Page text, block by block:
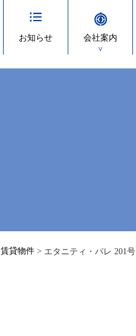
お知らせ 会社案内
＞
賃貸物件 > エタニティ・パレ 201号